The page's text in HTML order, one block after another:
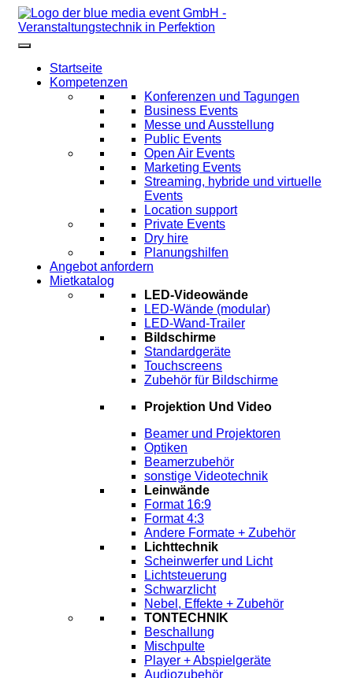
Startseite
Kompetenzen
Konferenzen und Tagungen
Business Events
Messe und Ausstellung
Public Events
Open Air Events
Marketing Events
Streaming, hybride und virtuelle
Events
Location support
Private Events
Dry hire
Planungshilfen
Angebot anfordern
Mietkatalog
LED-Videowände
LED-Wände (modular)
LED-Wand-Trailer
Bildschirme
Standardgeräte
Touchscreens
Zubehör für Bildschirme
Projektion Und Video
Beamer und Projektoren
Optiken
Beamerzubehör
sonstige Videotechnik
Leinwände
Format 16:9
Format 4:3
Andere Formate + Zubehör
Lichttechnik
Scheinwerfer und Licht
Lichtsteuerung
Schwarzlicht
Nebel, Effekte + Zubehör
TONTECHNIK
Beschallung
Mischpulte
Player + Abspielgeräte
Audiozubehör